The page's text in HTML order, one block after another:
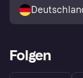
Folgen